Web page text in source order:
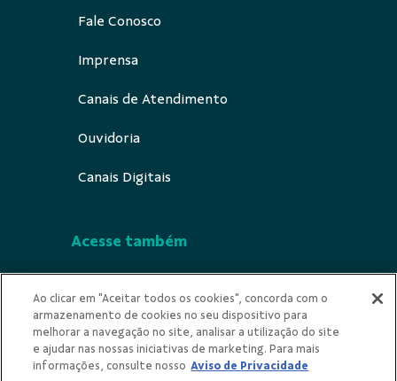
Fale Conosco
Imprensa
Canais de Atendimento
Ouvidoria
Canais Digitais
Acesse também
Indícios de ilicitude
Privacidade
Ao clicar em "Aceitar todos os cookies", concorda com o
armazenamento de cookies no seu dispositivo para
melhorar a navegação no site, analisar a utilização do site
e ajudar nas nossas iniciativas de marketing. Para mais
informações, consulte nosso Aviso de Privacidade